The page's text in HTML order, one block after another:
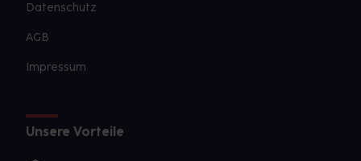
Datenschutz
AGB
Impressum
Unsere Vorteile